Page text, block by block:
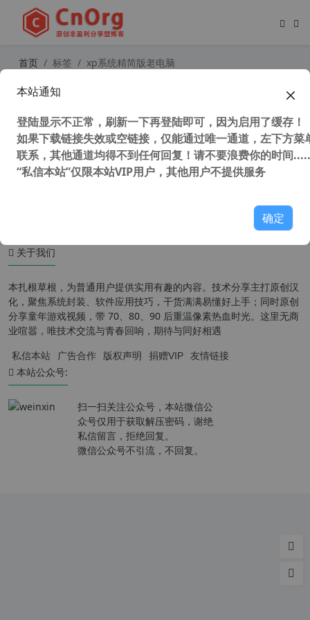
首页 标签 xp系统精简版老电脑
关于我们
本扎根草根，为普通用户提供实用有趣的内容。技术分享主打原创汉
化，聚焦系统封装、软件应用技巧，干货满满易懂好上手；同时原创
分享童年游戏视频，带 70、80、90 后重温像素热血时光。这里无商
业喧嚣，唯技术交流与青春回响，期待与同好相遇
私信本站 广告合作 版权声明 捐赠VIP 友情链接
本站公众号:
扫一扫关注公众号，本站微信公
众号仅用于获取解压密码，谢绝
私信留言，拒绝回复。
微信公众号不引流，不回复。
本站通知
登陆显示不正常，刷新一下再登陆即可，因为启用了缓存！
如果下载链接失效或空链接，仅能通过唯一通道，左下方菜
联系，其他通道均得不到任何回复！请不要浪费你的时间
“私信本站”仅限本站VIP用户，其他用户不提供服务
确定